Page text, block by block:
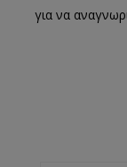
για να